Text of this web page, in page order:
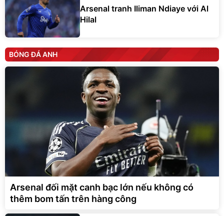
Arsenal tranh Iliman Ndiaye với Al
Hilal
BÓNG ĐÁ ANH
Arsenal đối mặt canh bạc lớn nếu không có
thêm bom tấn trên hàng công